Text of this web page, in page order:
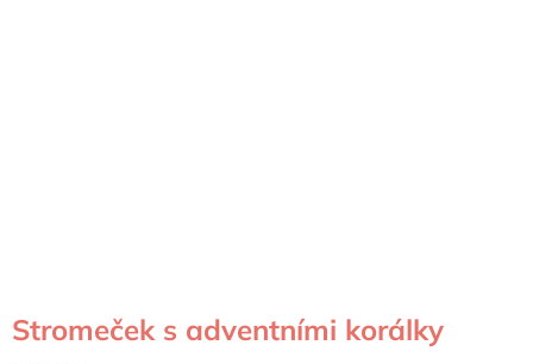
Stromeček s adventními korálky